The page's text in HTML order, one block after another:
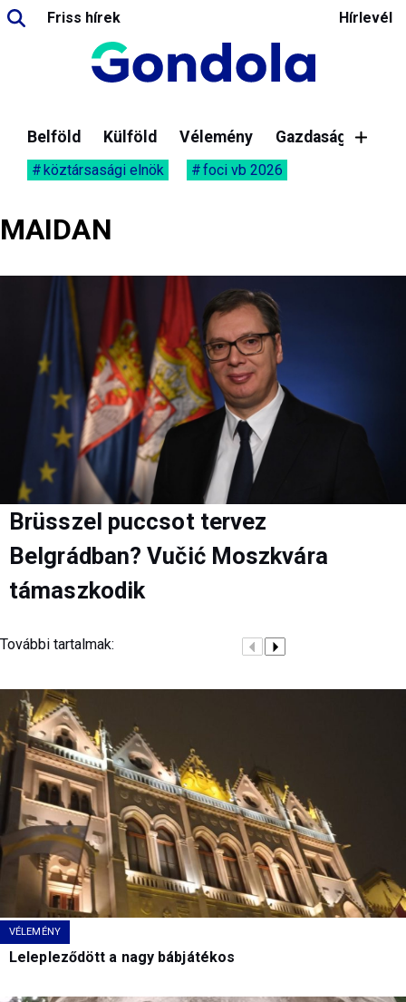
Friss hírek Hírlevél
Belföld Külföld Vélemény Gazdaság
köztársasági elnök foci vb 2026
MAIDAN
Brüsszel puccsot tervez
Belgrádban? Vučić Moszkvára
támaszkodik
További tartalmak:
VÉLEMÉNY
Lelepleződött a nagy bábjátékos